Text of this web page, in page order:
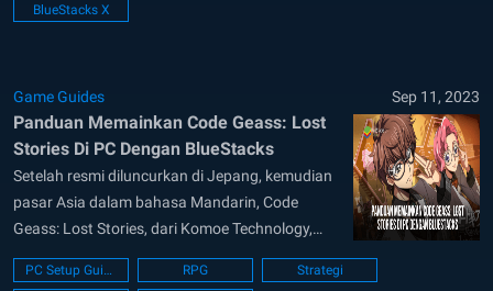
akan menjalankan misi dan menyibak apa yang
BlueStacks X
Game Guides Sep 11, 2023
Panduan Memainkan Code Geass: Lost
Stories Di PC Dengan BlueStacks
Setelah resmi diluncurkan di Jepang, kemudian
pasar Asia dalam bahasa Mandarin, Code
Geass: Lost Stories, dari Komoe Technology,
akhirnya meluncurkan versi game ini secara
global. Code Geass: Lost Stories adalah game
PC Setup Guide RPG
Strategi